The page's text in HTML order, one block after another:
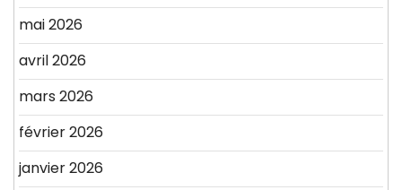
mai 2026
avril 2026
mars 2026
février 2026
janvier 2026